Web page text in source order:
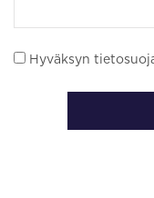
Hyväksyn